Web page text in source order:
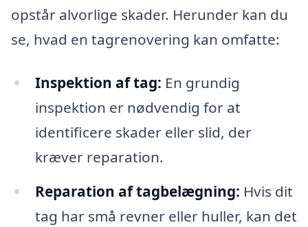
opstår alvorlige skader. Herunder kan du
se, hvad en tagrenovering kan omfatte:
Inspektion af tag: En grundig
inspektion er nødvendig for at
identificere skader eller slid, der
kræver reparation.
Reparation af tagbelægning: Hvis dit
tag har små revner eller huller, kan det